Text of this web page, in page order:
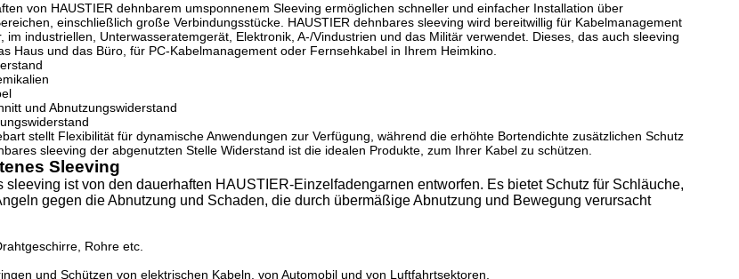
von HAUSTIER dehnbarem umsponnenem Sleeving ermöglichen schneller und einfacher Installation über
einschließlich große Verbindungsstücke. HAUSTIER dehnbares sleeving wird bereitwillig für Kabelmanagement
im industriellen, Unterwasseratemgerät, Elektronik, A-/Vindustrien und das Militär verwendet. Dieses, das auch sleeving
Haus und das Büro, für PC-Kabelmanagement oder Fernsehkabel in Ihrem Heimkino.
und Abnutzungswiderstand
stellt Flexibilität für dynamische Anwendungen zur Verfügung, während die erhöhte Bortendichte zusätzlichen Schutz
sleeving der abgenutzten Stelle Widerstand ist die idealen Produkte, zum Ihrer Kabel zu schützen.
Sleeving
sleeving ist von den dauerhaften HAUSTIER-Einzelfadengarnen entworfen. Es bietet Schutz für Schläuche,
gegen die Abnutzung und Schaden, die durch übermäßige Abnutzung und Bewegung verursacht
Rohre etc.
und Schützen von elektrischen Kabeln, von Automobil und von Luftfahrtsektoren.